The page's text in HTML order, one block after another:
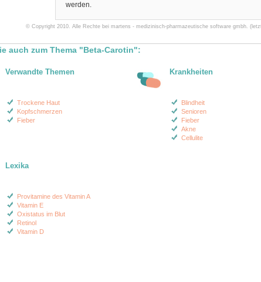
werden.
© Copyright 2010. Alle Rechte bei martens - medizinisch-pharmazeutische software gmbh.
auch zum Thema "Beta-Carotin":
Verwandte Themen
Trockene Haut
Kopfschmerzen
Fieber
Krankheiten
Blindheit
Senioren
Fieber
Akne
Cellulite
Lexika
Provitamine des Vitamin A
Vitamin E
Oxistatus im Blut
Retinol
Vitamin D